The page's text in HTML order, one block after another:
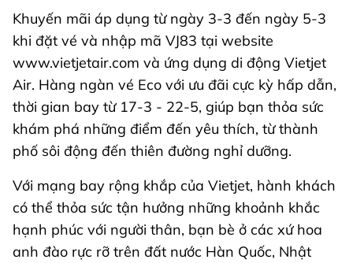
Khuyến mãi áp dụng từ ngày 3-3 đến ngày 5-3
khi đặt vé và nhập mã VJ83 tại website
www.vietjetair.com và ứng dụng di động Vietjet
Air. Hàng ngàn vé Eco với ưu đãi cực kỳ hấp dẫn,
thời gian bay từ 17-3 - 22-5, giúp bạn thỏa sức
khám phá những điểm đến yêu thích, từ thành
phố sôi động đến thiên đường nghỉ dưỡng.
Với mạng bay rộng khắp của Vietjet, hành khách
có thể thỏa sức tận hưởng những khoảnh khắc
hạnh phúc với người thân, bạn bè ở các xứ hoa
anh đào rực rỡ trên đất nước Hàn Quốc, Nhật